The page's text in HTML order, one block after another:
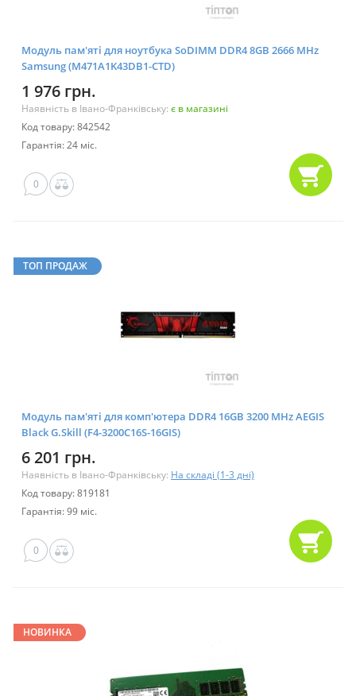
Модуль пам'яті для ноутбука SoDIMM DDR4 8GB 2666 MHz
Samsung (M471A1K43DB1-CTD)
1 976 грн.
Наявність в Івано-Франківську: є в магазині
Код товару: 842542
Гарантія: 24 міс.
0
ТОП ПРОДАЖ
Модуль пам'яті для комп'ютера DDR4 16GB 3200 MHz AEGIS
Black G.Skill (F4-3200C16S-16GIS)
6 201 грн.
Наявність в Івано-Франківську: На складі (1-3 дні)
Код товару: 819181
Гарантія: 99 міс.
0
НОВИНКА